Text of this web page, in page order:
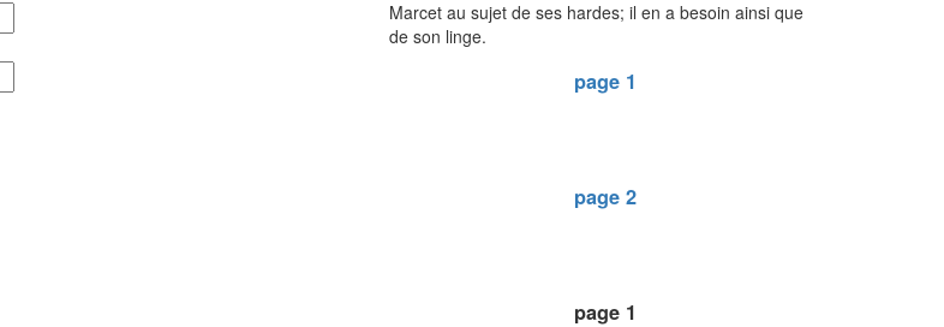
Marcet au sujet de ses hardes; il en a besoin ainsi que
de son linge.
page 1
page 2
page 1